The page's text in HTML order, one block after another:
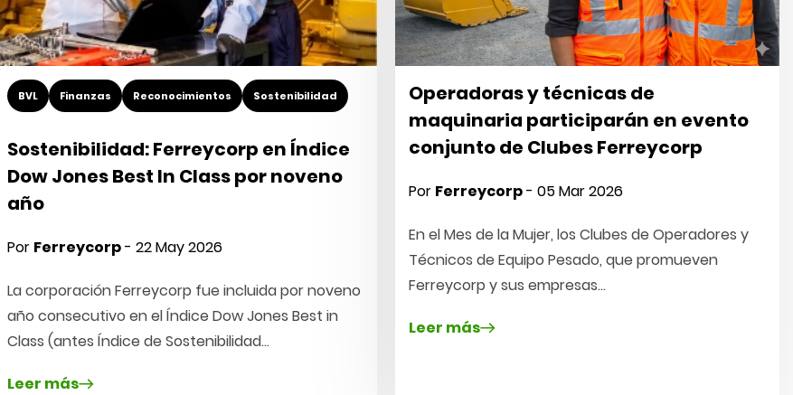
BVL Finanzas Reconocimientos Sostenibilidad
Sostenibilidad: Ferreycorp en Índice
Dow Jones Best In Class por noveno
año
Por Ferreycorp- 22 May 2026
La corporación Ferreycorp fue incluida por noveno
año consecutivo en el Índice Dow Jones Best in
Class (antes Índice de Sostenibilidad…
Leer más
Operadoras y técnicas de
maquinaria participarán en evento
conjunto de Clubes Ferreycorp
Por Ferreycorp- 05 Mar 2026
En el Mes de la Mujer, los Clubes de Operadores y
Técnicos de Equipo Pesado, que promueven
Ferreycorp y sus empresas…
Leer más